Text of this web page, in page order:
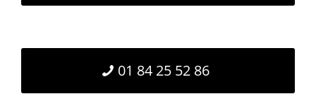
01 84 25 52 86